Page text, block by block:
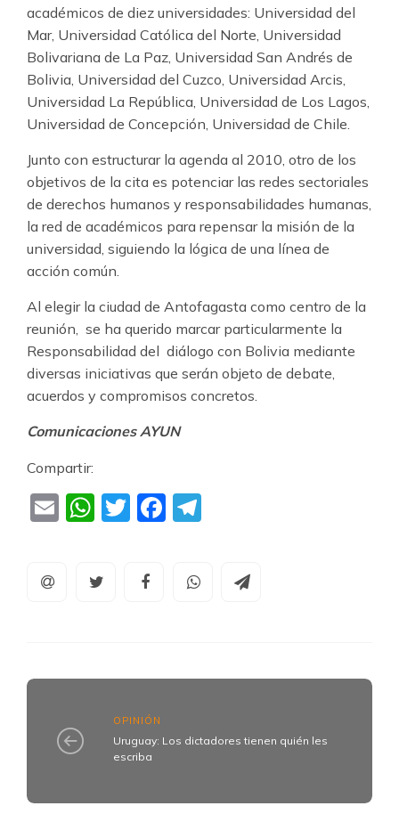
académicos de diez universidades: Universidad del
Mar, Universidad Católica del Norte, Universidad
Bolivariana de La Paz, Universidad San Andrés de
Bolivia, Universidad del Cuzco, Universidad Arcis,
Universidad La República, Universidad de Los Lagos,
Universidad de Concepción, Universidad de Chile.
Junto con estructurar la agenda al 2010, otro de los
objetivos de la cita es potenciar las redes sectoriales
de derechos humanos y responsabilidades humanas,
la red de académicos para repensar la misión de la
universidad, siguiendo la lógica de una línea de
acción común.
Al elegir la ciudad de Antofagasta como centro de la
reunión, se ha querido marcar particularmente la
Responsabilidad del diálogo con Bolivia mediante
diversas iniciativas que serán objeto de debate,
acuerdos y compromisos concretos.
Comunicaciones AYUN
Compartir:
EmailWhatsApp
TwitterFacebook
OPINIÓN
Uruguay: Los dictadores tienen quién les
escriba